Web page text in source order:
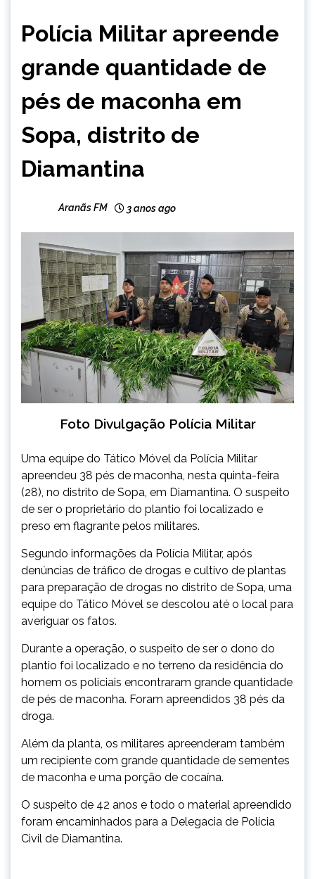
GERAIS
Polícia Militar apreende
grande quantidade de
pés de maconha em
Sopa, distrito de
Diamantina
Aranãs FM 3 anos ago
Foto Divulgação Polícia Militar
Uma equipe do Tático Móvel da Polícia Militar
apreendeu 38 pés de maconha, nesta quinta-feira
(28), no distrito de Sopa, em Diamantina. O suspeito
de ser o proprietário do plantio foi localizado e
preso em flagrante pelos militares.
Segundo informações da Polícia Militar, após
denúncias de tráfico de drogas e cultivo de plantas
para preparação de drogas no distrito de Sopa, uma
equipe do Tático Móvel se descolou até o local para
averiguar os fatos.
Durante a operação, o suspeito de ser o dono do
plantio foi localizado e no terreno da residência do
homem os policiais encontraram grande quantidade
de pés de maconha. Foram apreendidos 38 pés da
droga.
Além da planta, os militares apreenderam também
um recipiente com grande quantidade de sementes
de maconha e uma porção de cocaína.
O suspeito de 42 anos e todo o material apreendido
foram encaminhados para a Delegacia de Polícia
Civil de Diamantina.